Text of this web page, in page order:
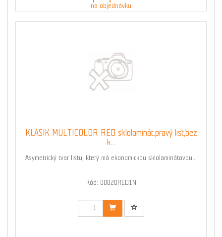
na objednávku
KLASIK MULTICOLOR RED sklolaminát.pravý list,bez
k...
Asymetrický tvar listu, který má ekonomickou sklolaminátovou...
Kód: 00820RED1N